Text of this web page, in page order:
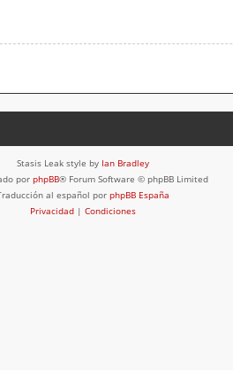
Stasis Leak style by Ian Bradley
por phpBB® Forum Software © phpBB Limited
al español por phpBB España
Privacidad | Condiciones